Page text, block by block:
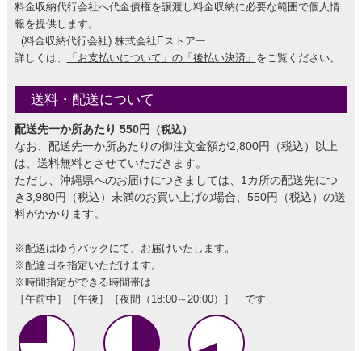
料金収納代行会社へ代金債権を譲渡し料金収納に必要な範囲で個人情
報を提供します。
(料金収納代行会社) 株式会社Eストアー
詳しくは、
「お支払いについて」の「後払い決済」 をご覧ください。
送料・配送について
配送先一か所あたり 550円 （税込）
なお、配送先一か所あたりの御注文金額が2,800円（税込）以上
は、送料無料とさせていただきます。
ただし、沖縄県へのお届けにつきましては、1カ所の配送先につ
き3,980円（税込）未満のお買い上げの場合、550円（税込）の送
料がかかります。
※配送はゆうパックにて、お届けいたします。
※配達日を指定いただけます。
※時間指定ができる時間帯は
［午前中］［午後］［夜間（18:00～20:00）］ です